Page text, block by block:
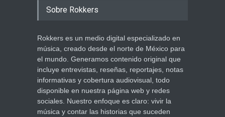
Sobre Rokkers
Rokkers es un medio digital especializado en
música, creado desde el norte de México para
el mundo. Generamos contenido original que
incluye entrevistas, reseñas, reportajes, notas
informativas y cobertura audiovisual, todo
disponible en nuestra página web y redes
sociales. Nuestro enfoque es claro: vivir la
música y contar las historias que suceden